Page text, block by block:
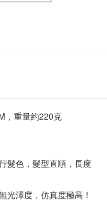
，重量約220克
髮色，髮型直順，長度
澤度，仿真度極高！